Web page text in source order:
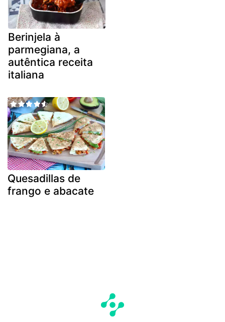
Berinjela à
parmegiana, a
autêntica receita
italiana
Quesadillas de
frango e abacate